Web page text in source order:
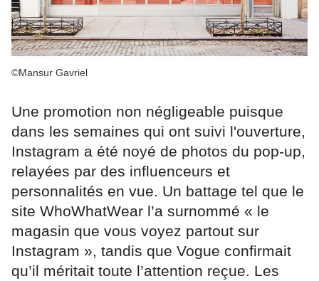
©Mansur Gavriel
Une promotion non négligeable puisque
dans les semaines qui ont suivi l'ouverture,
Instagram a été noyé de photos du pop-up,
relayées par des influenceurs et
personnalités en vue. Un battage tel que le
site WhoWhatWear l’a surnommé « le
magasin que vous voyez partout sur
Instagram », tandis que Vogue confirmait
qu’il méritait toute l’attention reçue. Les